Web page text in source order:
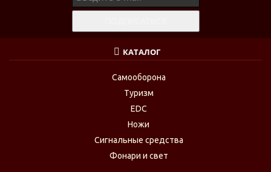
КАТАЛОГ
Самооборона
Туризм
EDC
Ножи
Сигнальные средства
Фонари и свет